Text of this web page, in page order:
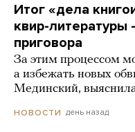
Итог «дела
квир-литературы
приговора
За этим процессом
а избежать новых
Мединский,
НОВОСТИ день назад